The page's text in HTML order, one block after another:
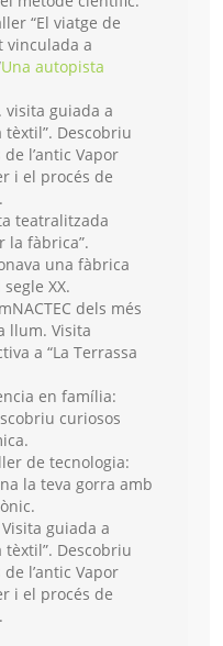
“El viatge de
vinculada a
Una autopista
. visita guiada a
tèxtil”. Descobriu
l’antic Vapor
i el procés de
teatralitzada
la fàbrica”.
una fàbrica
XX.
dels més
llum. Visita
a “La Terrassa
en família:
curiosos
de tecnologia:
la teva gorra amb
Visita guiada a
tèxtil”. Descobriu
l’antic Vapor
i el procés de